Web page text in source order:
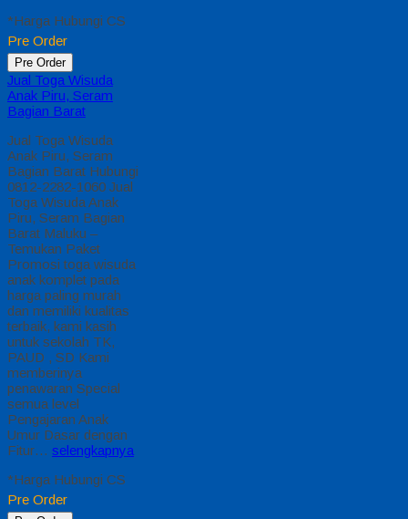
*Harga Hubungi CS
Pre Order
Pre Order
Jual Toga Wisuda
Anak Piru, Seram
Bagian Barat
Jual Toga Wisuda
Anak Piru, Seram
Bagian Barat Hubungi
0812-2282-1060 Jual
Toga Wisuda Anak
Piru, Seram Bagian
Barat Maluku –
Temukan Paket
Promosi toga wisuda
anak komplet pada
harga paling murah
dan memiliki kualitas
terbaik, kami kasih
untuk sekolah TK,
PAUD , SD Kami
memberinya
penawaran Special
semua level
Pengajaran Anak
Umur Dasar dengan
Fitur… selengkapnya
*Harga Hubungi CS
Pre Order